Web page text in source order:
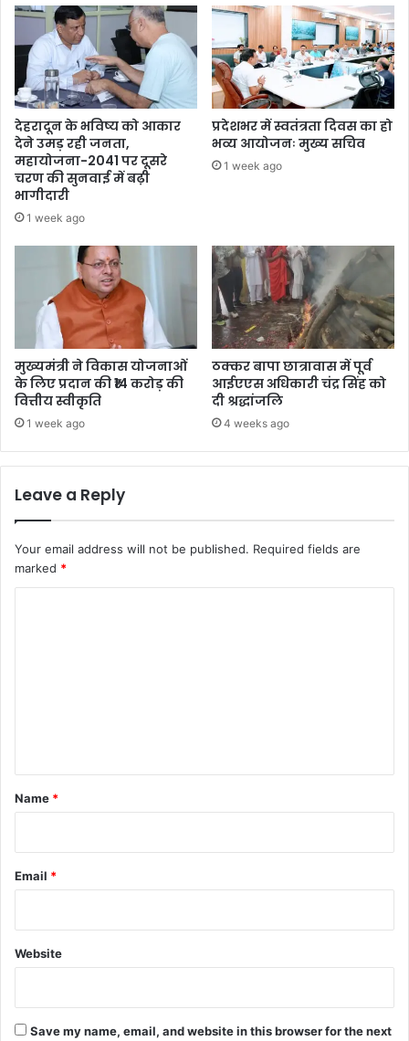
देहरादून के भविष्य को आकार
देने उमड़ रही जनता,
महायोजना-2041 पर दूसरे
चरण की सुनवाई में बढ़ी
भागीदारी
1 week ago
प्रदेशभर में स्वतंत्रता दिवस का हो
भव्य आयोजनः मुख्य सचिव
1 week ago
मुख्यमंत्री ने विकास योजनाओं
के लिए प्रदान की ₹14 करोड़ की
वित्तीय स्वीकृति
1 week ago
ठक्कर बापा छात्रावास में पूर्व
आईएएस अधिकारी चंद्र सिंह को
दी श्रद्धांजलि
4 weeks ago
Leave a Reply
Your email address will not be published. Required fields are
marked *
*
Name *
Email *
Website
Save my name, email, and website in this browser for the next